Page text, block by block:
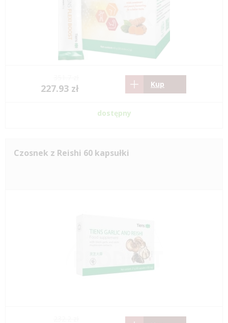
227.93 zł Kup
dostępny
Czosnek z Reishi 60 kapsułki